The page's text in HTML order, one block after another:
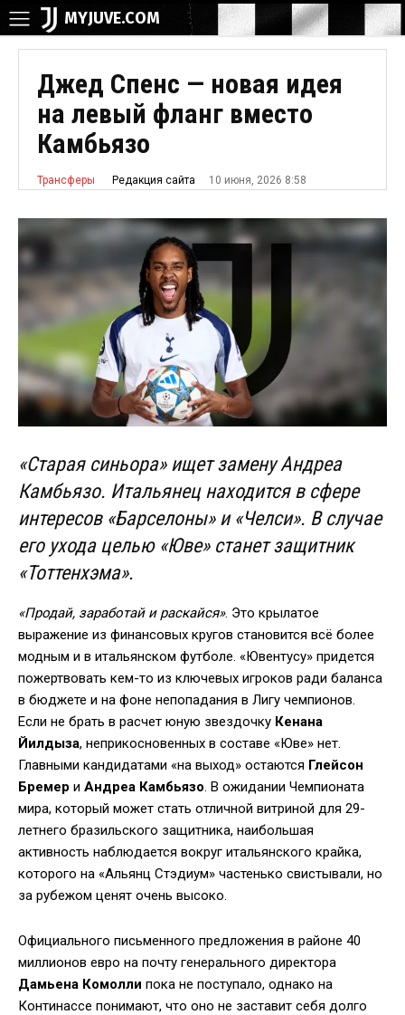
MYJUVE.COM
Джед Спенс — новая идея
на левый фланг вместо
Камбьязо
Трансферы Редакция сайта 10 июня, 2026 8:58
«Старая синьора» ищет замену Андреа
Камбьязо. Итальянец находится в сфере
интересов «Барселоны» и «Челси». В случае
его ухода целью «Юве» станет защитник
«Тоттенхэма».
«Продай, заработай и раскайся». Это крылатое
выражение из финансовых кругов становится всё более
модным и в итальянском футболе. «Ювентусу» придется
пожертвовать кем-то из ключевых игроков ради баланса
в бюджете и на фоне непопадания в Лигу чемпионов.
Если не брать в расчет юную звездочку Кенана
Йилдыза, неприкосновенных в составе «Юве» нет.
Главными кандидатами «на выход» остаются Глейсон
Бремер и Андреа Камбьязо. В ожидании Чемпионата
мира, который может стать отличной витриной для 29-
летнего бразильского защитника, наибольшая
активность наблюдается вокруг итальянского крайка,
которого на «Альянц Стэдиум» частенько свистывали, но
за рубежом ценят очень высоко.
Официального письменного предложения в районе 40
миллионов евро на почту генерального директора
Дамьена Комолли пока не поступало, однако на
Континассе понимают, что оно не заставит себя долго